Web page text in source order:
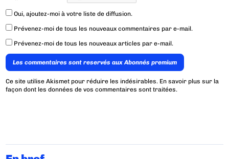
Oui, ajoutez-moi à votre liste de diffusion.
Prévenez-moi de tous les nouveaux commentaires par e-mail.
Prévenez-moi de tous les nouveaux articles par e-mail.
Les commentaires sont reservés aux Abonnés premium
Ce site utilise Akismet pour réduire les indésirables. En savoir plus sur la
façon dont les données de vos commentaires sont traitées.